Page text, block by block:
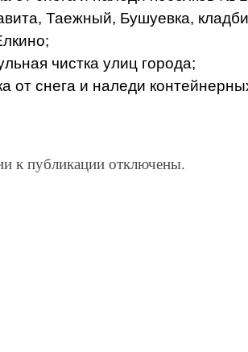
Таежный, Бушуевка,
чистка улиц города;
от снега и наледи
к публикации отключены.